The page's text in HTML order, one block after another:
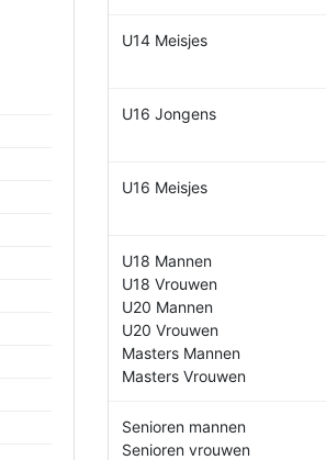
U14 Meisjes
U16 Jongens
U16 Meisjes
U18 Mannen
U18 Vrouwen
U20 Mannen
U20 Vrouwen
Masters Mannen
Masters Vrouwen
Senioren mannen
Senioren vrouwen